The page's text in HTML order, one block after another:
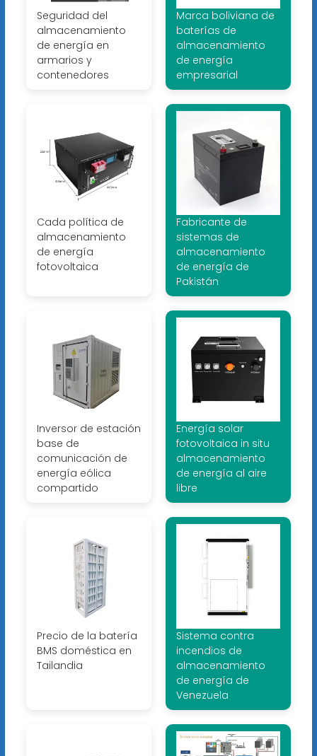
Seguridad del
almacenamiento
de energía en
armarios y
contenedores
Marca boliviana de
baterías de
almacenamiento
de energía
empresarial
Cada política de
almacenamiento
de energía
fotovoltaica
Fabricante de
sistemas de
almacenamiento
de energía de
Pakistán
Inversor de estación
base de
comunicación de
energía eólica
compartido
Energía solar
fotovoltaica in situ
almacenamiento
de energía al aire
libre
Precio de la batería
BMS doméstica en
Tailandia
Sistema contra
incendios de
almacenamiento
de energía de
Venezuela